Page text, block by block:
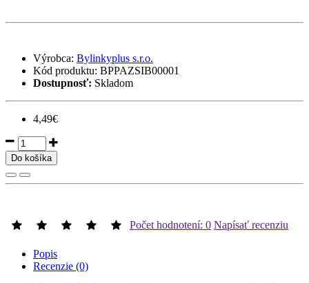
Výrobca: Bylinkyplus s.r.o.
Kód produktu: BPPAZSIB00001
Dostupnosť: Skladom
4,49€
Do košíka
Počet hodnotení: 0 Napísať recenziu
Popis
Recenzie (0)